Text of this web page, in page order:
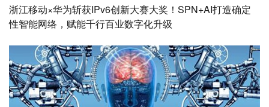
浙江移动×华为斩获IPv6创新大赛大奖！SPN+AI打造确定
性智能网络，赋能千行百业数字化升级